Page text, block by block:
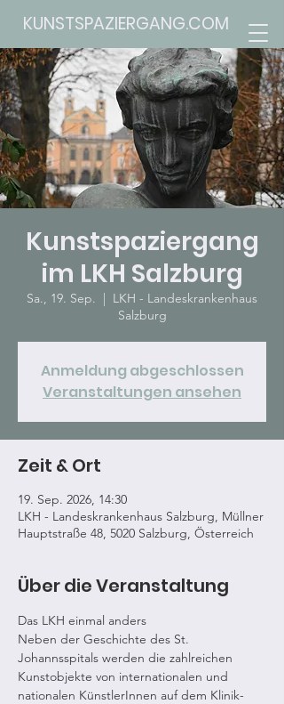
KUNSTSPAZIERGANG.COM
Kunstspaziergang
im LKH Salzburg
Sa., 19. Sep.
  |
LKH - Landeskrankenhaus
Salzburg
Anmeldung abgeschlossen
Veranstaltungen ansehen
Zeit & Ort
19. Sep. 2026, 14:30
LKH - Landeskrankenhaus Salzburg, Müllner
Hauptstraße 48, 5020 Salzburg, Österreich
Über die Veranstaltung
Das LKH einmal anders
Neben der Geschichte des St.
Johannsspitals werden die zahlreichen
Kunstobjekte von internationalen und
nationalen KünstlerInnen auf dem Klinik-